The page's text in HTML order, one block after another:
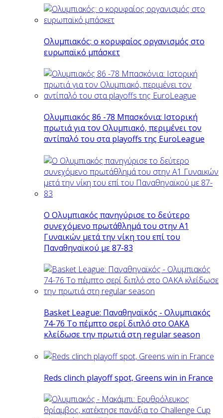
Ολυμπιακός: ο κορυφαίος οργανισμός στο
ευρωπαϊκό μπάσκετ
Ολυμπιακός 86 -78 Μπασκόνια: Ιστορική
πρωτιά για τον Ολυμπιακό, περιμένει τον
αντίπαλό του στα playoffs της EuroLeague
Ο Ολυμπιακός πανηγύρισε το δεύτερο
συνεχόμενο πρωτάθλημά του στην Α1
Γυναικών μετά την νίκη του επί του
Παναθηναϊκού με 87-83
Basket League: Παναθηναϊκός - Ολυμπιακός
74-76 Το πέμπτο σερί διπλό στο ΟΑΚΑ
κλείδωσε την πρωτιά στη regular season
Reds clinch playoff spot, Greens win in France